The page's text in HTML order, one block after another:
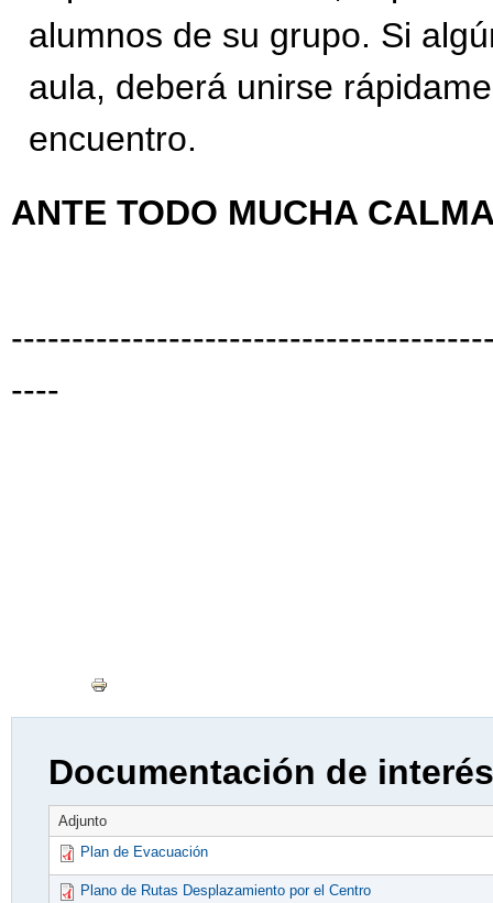
alumnos de su grupo. Si
aula, deberá unirse
encuentro.
ANTE TODO MUCHA
----
Documentación de
Adjunto
Plan de Evacuación
Plano de Rutas Desplazamiento por el Centro